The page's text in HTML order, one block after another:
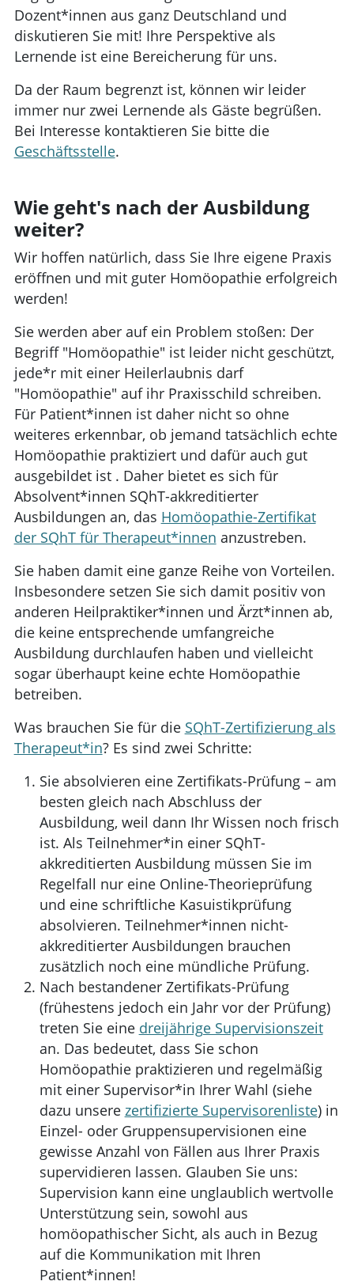
Dozent*innen aus ganz Deutschland und
diskutieren Sie mit! Ihre Perspektive als
Lernende ist eine Bereicherung für uns.
Da der Raum begrenzt ist, können wir leider
immer nur zwei Lernende als Gäste begrüßen.
Bei Interesse kontaktieren Sie bitte die
Geschäftsstelle.
Wie geht's nach der Ausbildung
weiter?
Wir hoffen natürlich, dass Sie Ihre eigene Praxis
eröffnen und mit guter Homöopathie erfolgreich
werden!
Sie werden aber auf ein Problem stoßen: Der
Begriff "Homöopathie" ist leider nicht geschützt,
jede*r mit einer Heilerlaubnis darf
"Homöopathie" auf ihr Praxisschild schreiben.
Für Patient*innen ist daher nicht so ohne
weiteres erkennbar, ob jemand tatsächlich echte
Homöopathie praktiziert und dafür auch gut
ausgebildet ist . Daher bietet es sich für
Absolvent*innen SQhT-akkreditierter
Ausbildungen an, das Homöopathie-Zertifikat
der SQhT für Therapeut*innen anzustreben.
Sie haben damit eine ganze Reihe von Vorteilen.
Insbesondere setzen Sie sich damit positiv von
anderen Heilpraktiker*innen und Ärzt*innen ab,
die keine entsprechende umfangreiche
Ausbildung durchlaufen haben und vielleicht
sogar überhaupt keine echte Homöopathie
betreiben.
Was brauchen Sie für die SQhT-Zertifizierung als
Therapeut*in? Es sind zwei Schritte:
Sie absolvieren eine Zertifikats-Prüfung – am
besten gleich nach Abschluss der
Ausbildung, weil dann Ihr Wissen noch frisch
ist. Als Teilnehmer*in einer SQhT-
akkreditierten Ausbildung müssen Sie im
Regelfall nur eine Online-Theorieprüfung
und eine schriftliche Kasuistikprüfung
absolvieren. Teilnehmer*innen nicht-
akkreditierter Ausbildungen brauchen
zusätzlich noch eine mündliche Prüfung.
Nach bestandener Zertifikats-Prüfung
(frühestens jedoch ein Jahr vor der Prüfung)
treten Sie eine dreijährige Supervisionszeit
an. Das bedeutet, dass Sie schon
Homöopathie praktizieren und regelmäßig
mit einer Supervisor*in Ihrer Wahl (siehe
dazu unsere zertifizierte Supervisorenliste) in
Einzel- oder Gruppensupervisionen eine
gewisse Anzahl von Fällen aus Ihrer Praxis
supervidieren lassen. Glauben Sie uns:
Supervision kann eine unglaublich wertvolle
Unterstützung sein, sowohl aus
homöopathischer Sicht, als auch in Bezug
auf die Kommunikation mit Ihren
Patient*innen!